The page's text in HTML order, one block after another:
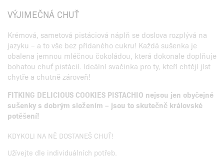
VÝJIMEČNÁ CHUŤ
Krémová, sametová pistáciová náplň se doslova rozplývá na
jazyku – a to vše bez přidaného cukru! Každá sušenka je
obalena jemnou mléčnou čokoládou, která dokonale doplňuje
bohatou chuť pistácií. Ideální svačinka pro ty, kteří chtějí jíst
chytře a chutně zároveň!
FITKING DELICIOUS COOKIES PISTACHIO nejsou jen obyčejné
sušenky s dobrým složením – jsou to skutečně královské
potěšení!
KDYKOLI NA NĚ DOSTANEŠ CHUŤ!
Užívejte dle individuálních potřeb.